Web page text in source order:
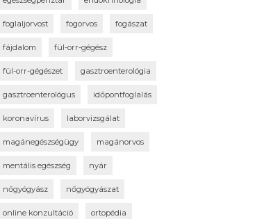
foglaljorvost fogorvos fogászat
fájdalom fül-orr-gégész
fül-orr-gégészet gasztroenterológia
gasztroenterológus időpontfoglalás
koronavírus laborvizsgálat
magánegészségügy magánorvos
mentális egészség nyár
nőgyógyász nőgyógyászat
online konzultáció ortopédia